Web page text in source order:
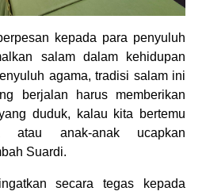
kepada para penyuluh
salam dalam kehidupan
agama, tradisi salam ini
berjalan harus memberikan
duduk, kalau kita bertemu
anak-anak ucapkan
Suardi.
secara tegas kepada